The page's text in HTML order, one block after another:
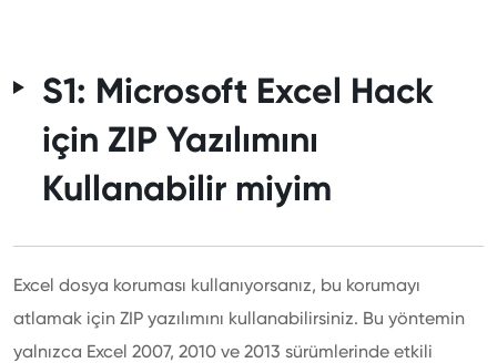
S1: Microsoft Excel Hack
için ZIP Yazılımını
Kullanabilir miyim
Excel dosya koruması kullanıyorsanız, bu korumayı
atlamak için ZIP yazılımını kullanabilirsiniz. Bu yöntemin
yalnızca Excel 2007, 2010 ve 2013 sürümlerinde etkili